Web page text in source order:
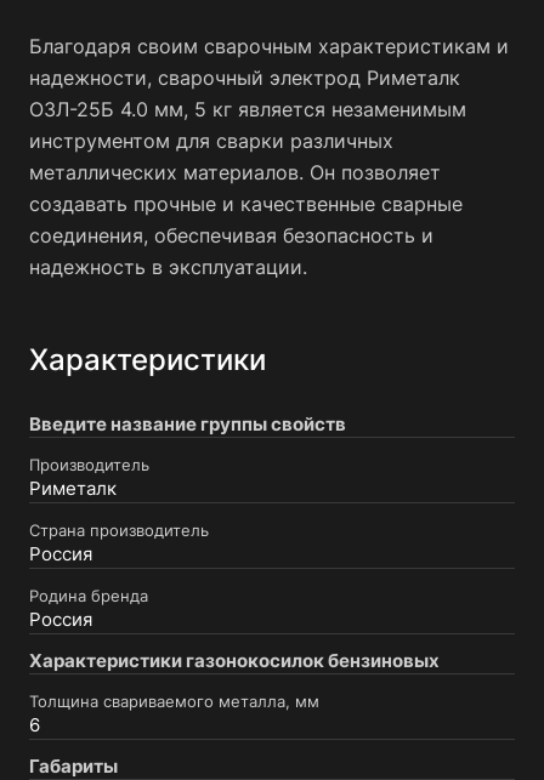
Благодаря своим сварочным характеристикам и
надежности, сварочный электрод Риметалк
ОЗЛ-25Б 4.0 мм, 5 кг является незаменимым
инструментом для сварки различных
металлических материалов. Он позволяет
создавать прочные и качественные сварные
соединения, обеспечивая безопасность и
надежность в эксплуатации.
Характеристики
Введите название группы свойств
Производитель
Риметалк
Страна производитель
Россия
Родина бренда
Россия
Характеристики газонокосилок бензиновых
Толщина свариваемого металла, мм
6
Габариты